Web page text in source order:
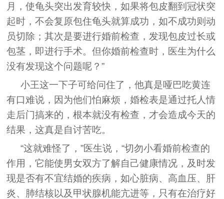
月，使龟头突出发育较快，如果将包皮翻到冠状突
起时，不会复原包住龟头就算成功，如不成功则动
员切除；其次是要进行婚前检查，发现包皮过长或
包茎，即进行手术。但你婚前检查时，医生为什么
没有发现这个问题呢？”
小王这一下子可给问住了，他真是哑巴吃黄连
有口难说，因为他们怕麻烦，婚检表是通过托人情
走后门搞来的，根本就没有检查，才会造成今天的
结果，这真是自讨苦吃。
“这就难怪了，”医生说，“切勿小看婚前检查的
作用，它能使男女双方了解自己健康情况，及时发
现是否有不宜结婚的疾病，如心脏病、高血压、肝
炎、肺结核以及甲状腺机能亢进等，只有在治疗好